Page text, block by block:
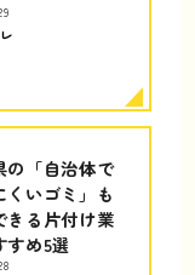
の「自治体で
くいゴミ」も
きる片付け業
すめ5選